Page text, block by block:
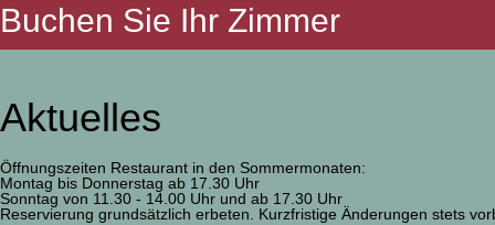
Buchen Sie Ihr Zimmer
Aktuelles
Öffnungszeiten Restaurant in den Sommermonaten:
Montag bis Donnerstag ab 17.30 Uhr
Sonntag von 11.30 - 14.00 Uhr und ab 17.30 Uhr
Reservierung grundsätzlich erbeten. Kurzfristige Änderungen stets